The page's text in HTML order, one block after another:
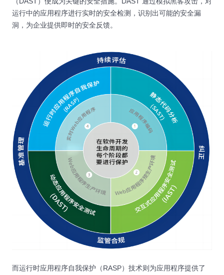
运行中的应用程序进行实时的安全检测，识别出可能的安全漏
洞，为企业提供即时的安全反馈。
而运行时应用程序自我保护（RASP）技术则为应用程序提供了